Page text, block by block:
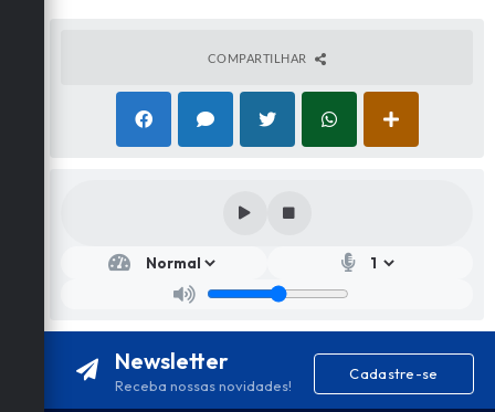
COMPARTILHAR
Newsletter
Receba nossas novidades!
Cadastre-se